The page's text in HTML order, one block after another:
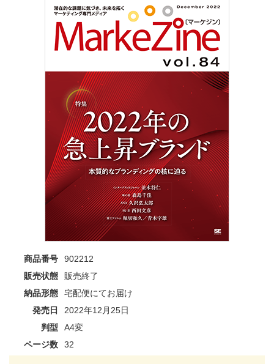
商品番号
902212
販売状態
販売終了
納品形態
宅配便にてお届け
発売日
2022年12月25日
判型
A4変
ページ数
32